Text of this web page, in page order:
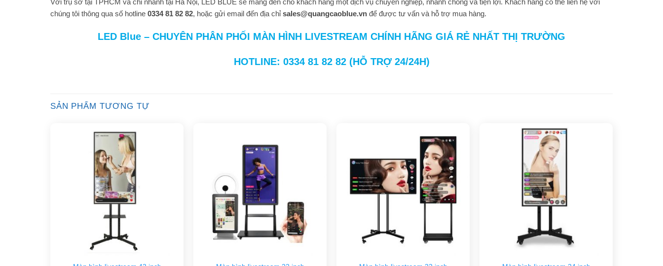
chúng tôi thông qua số hotline 0334 81 82 82, hoặc gửi email đến địa chỉsales@quangcaoblue.vn để được tư vấn và hỗ trợ mua hàng.
LED Blue – CHUYÊN PHÂN PHỐI MÀN HÌNH LIVESTREAM CHÍNH HÃNG GIÁ RẺ NHẤT THỊ TRƯỜNG
HOTLINE: 0334 81 82 82 (HỖ TRỢ 24/24H)
SẢN PHẨM TƯƠNG TỰ